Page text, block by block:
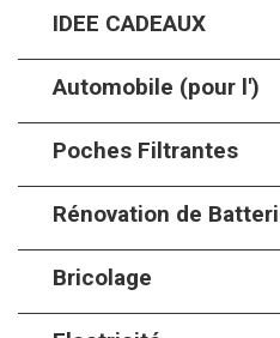
IDEE CADEAUX
Automobile (pour l')
Poches Filtrantes
Rénovation de
Bricolage